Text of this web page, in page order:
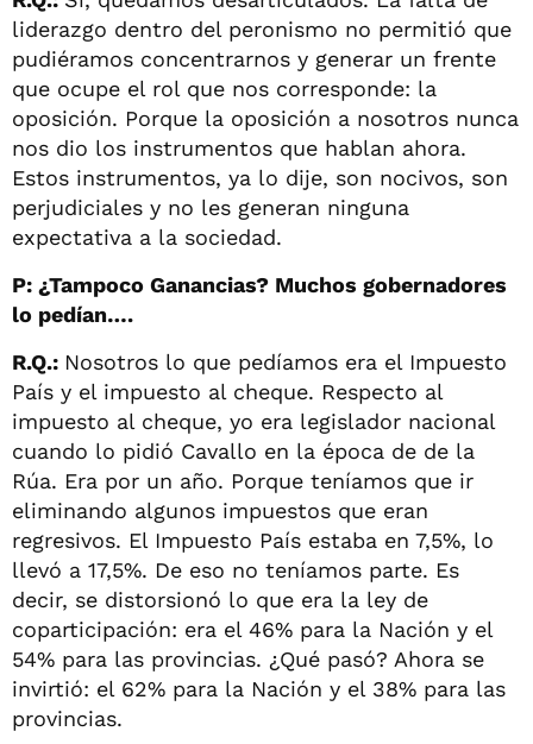
liderazgo dentro del peronismo no permitió que
pudiéramos concentrarnos y generar un frente
que ocupe el rol que nos corresponde: la
oposición. Porque la oposición a nosotros nunca
nos dio los instrumentos que hablan ahora.
Estos instrumentos, ya lo dije, son nocivos, son
perjudiciales y no les generan ninguna
expectativa a la sociedad.
P: ¿Tampoco Ganancias? Muchos gobernadores
lo pedían….
R.Q.: Nosotros lo que pedíamos era el Impuesto
País y el impuesto al cheque. Respecto al
impuesto al cheque, yo era legislador nacional
cuando lo pidió Cavallo en la época de de la
Rúa. Era por un año. Porque teníamos que ir
eliminando algunos impuestos que eran
regresivos. El Impuesto País estaba en 7,5%, lo
llevó a 17,5%. De eso no teníamos parte. Es
decir, se distorsionó lo que era la ley de
coparticipación: era el 46% para la Nación y el
54% para las provincias. ¿Qué pasó? Ahora se
invirtió: el 62% para la Nación y el 38% para las
provincias.